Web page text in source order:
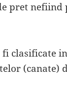
pret nefiind
clasificate
(canate)